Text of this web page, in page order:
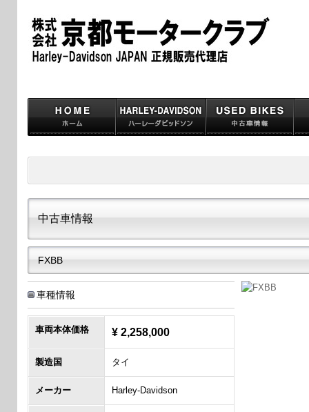
中古車情報
FXBB
車種情報
車両本体価格 ¥ 2,258,000
製造国 タイ
メーカー Harley-Davidson